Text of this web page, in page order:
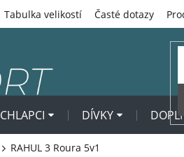
Tabulka velikostí Časté dotazy
CHLAPCI DÍVKY
RAHUL 3 Roura 5v1